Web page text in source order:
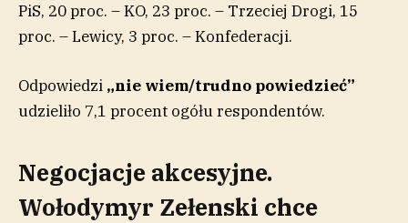
PiS, 20 proc. – KO, 23 proc. – Trzeciej Drogi, 15
proc. – Lewicy, 3 proc. – Konfederacji.
Odpowiedzi „nie wiem/trudno powiedzieć”
udzieliło 7,1 procent ogółu respondentów.
Negocjacje akcesyjne.
Wołodymyr Zełenski chce